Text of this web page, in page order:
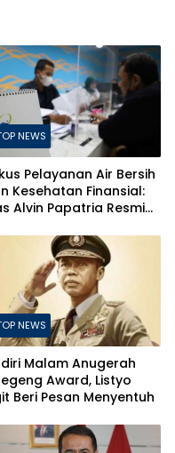
NEWS
Pelayanan Air Bersih
Kesehatan Finansial:
Alvin Papatria Resmi
Surabaya
NEWS
Malam Anugerah
Award, Listyo
Beri Pesan Menyentuh